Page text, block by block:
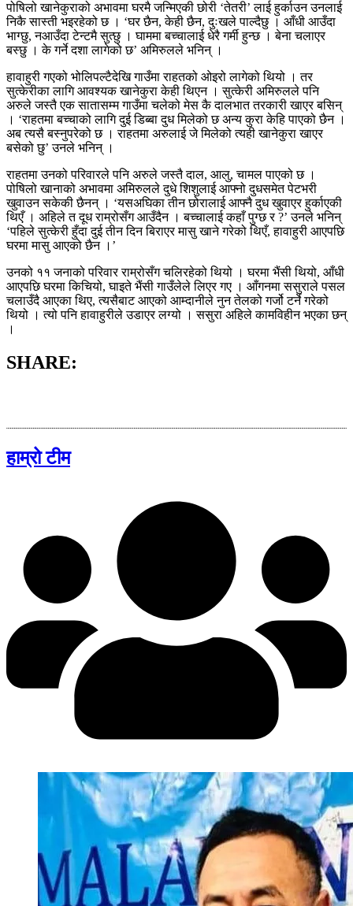
पोषिलो खानेकुराको अभावमा घरमै जन्मिएकी छोरी ‘तेतरी’ लाई हुर्काउन उनलाई
निकै सास्ती भइरहेको छ । ‘घर छैन, केही छैन, दुःखले पाल्दैछु । आँधी आउँदा
भाग्छु, नआउँदा टेन्टमै सुत्छु । घाममा बच्चालाई धेरै गर्मी हुन्छ । बेना चलाएर
बस्छु । के गर्ने दशा लागेको छ’ अमिरुलले भनिन् ।
हावाहुरी गएको भोलिपल्टैदेखि गाउँमा राहतको ओइरो लागेको थियो । तर
सुत्केरीका लागि आवश्यक खानेकुरा केही थिएन । सुत्केरी अमिरुलले पनि
अरुले जस्तै एक सातासम्म गाउँमा चलेको मेस कै दालभात तरकारी खाएर बसिन्
। ‘राहतमा बच्चाको लागि दुई डिब्बा दुध मिलेको छ अन्य कुरा केहि पाएको छैन ।
अब त्यसै बस्नुपरेको छ । राहतमा अरुलाई जे मिलेको त्यही खानेकुरा खाएर
बसेको छु’ उनले भनिन् ।
राहतमा उनको परिवारले पनि अरुले जस्तै दाल, आलु, चामल पाएको छ ।
पोषिलो खानाको अभावमा अमिरुलले दुधे शिशुलाई आफ्नो दुधसमेत पेटभरी
खुवाउन सकेकी छैनन् । ‘यसअघिका तीन छोरालाई आफ्नै दुध खुवाएर हुर्काएकी
थिएँ । अहिले त दूध राम्रोसँग आउँदैन । बच्चालाई कहाँ पुग्छ र ?’ उनले भनिन्
‘पहिले सुत्केरी हुँदा दुई तीन दिन बिराएर मासु खाने गरेको थिएँ, हावाहुरी आएपछि
घरमा मासु आएको छैन ।’
उनको ११ जनाको परिवार राम्रोसँग चलिरहेको थियो । घरमा भैंसी थियो, आँधी
आएपछि घरमा किचियो, घाइते भैंसी गाउँलेले लिएर गए । आँगनमा ससुराले पसल
चलाउँदै आएका थिए, त्यसैबाट आएको आम्दानीले नुन तेलको गर्जो टर्ने गरेको
थियो । त्यो पनि हावाहुरीले उडाएर लग्यो । ससुरा अहिले कामविहीन भएका छन्
।
SHARE:
हाम्रो टीम